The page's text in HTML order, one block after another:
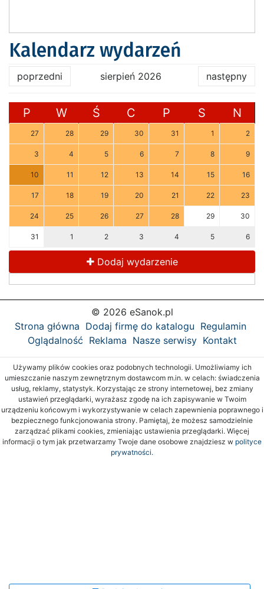
Kalendarz wydarzeń
poprzedni sierpień 2026 następny
P W Ś C P S N
27 28 29 30 31 1 2
3 4 5 6 7 8 9
10 11 12 13 14 15 16
17 18 19 20 21 22 23
24 25 26 27 28 29 30
31 1 2 3 4 5 6
Dodaj wydarzenie
© 2026 eSanok.pl
Strona główna Dodaj firmę do katalogu Regulamin
Oglądalność Reklama Nasze serwisy Kontakt
Używamy plików cookies oraz podobnych technologii. Umożliwiamy ich
umieszczanie naszym zewnętrznym dostawcom m.in. w celach: świadczenia
usług, reklamy, statystyk. Korzystając ze strony internetowej, bez zmiany
ustawień przeglądarki, wyrażasz zgodę na ich zapisywanie w Twoim
urządzeniu końcowym i wykorzystywanie w celach zapewnienia poprawnego i
bezpiecznego funkcjonowania strony. Pamiętaj, że możesz samodzielnie
zarządzać plikami cookies, zmieniając ustawienia przeglądarki. Więcej
informacji o tym jak przetwarzamy Twoje dane osobowe znajdziesz w polityce
prywatności.